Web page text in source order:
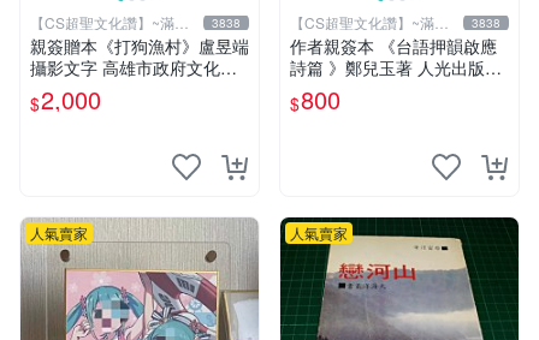
【CS超聖文化讚】~滿千
元送運
3838
親簽贈本《打狗漁村》盧昱端
攝影文字 高雄市政府文化局
2013年初版 【CS超聖文化
讚】
$2,000
【CS超聖文化讚】~滿千
元送運
3838
作者親簽本 《台語押韻啟應
詩篇 》鄭兒玉著 人光出版社
2002年初版 9成新 【CS超聖
文化讚】
$800
人氣賣家 人氣賣家